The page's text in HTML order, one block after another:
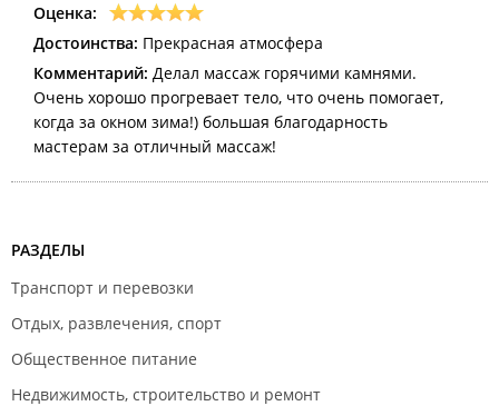
Оценка:
Достоинства: Прекрасная атмосфера
Комментарий: Делал массаж горячими камнями.
Очень хорошо прогревает тело, что очень помогает,
когда за окном зима!) большая благодарность
мастерам за отличный массаж!
РАЗДЕЛЫ
Транспорт и перевозки
Отдых, развлечения, спорт
Общественное питание
Недвижимость, строительство и ремонт